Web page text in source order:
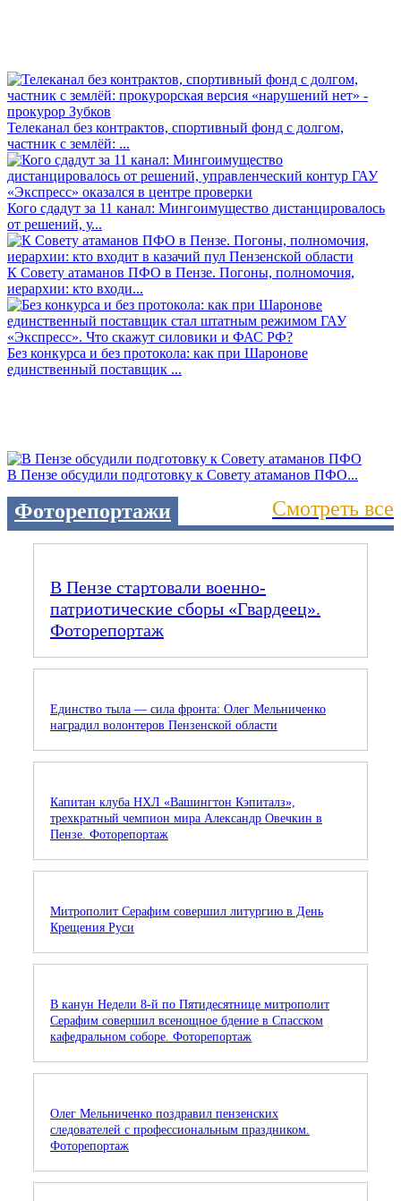
Телеканал без контрактов, спортивный фонд с долгом,
частник с землёй: ...
Кого сдадут за 11 канал: Мингоимущество дистанцировалось
от решений, у...
К Совету атаманов ПФО в Пензе. Погоны, полномочия,
иерархии: кто входи...
Без конкурса и без протокола: как при Шаронове
единственный поставщик ...
В Пензе обсудили подготовку к Совету атаманов ПФО...
Фоторепортажи Смотреть все
В Пензе стартовали военно-
патриотические сборы «Гвардеец».
Фоторепортаж
Единство тыла — сила фронта: Олег Мельниченко
наградил волонтеров Пензенской области
Капитан клуба НХЛ «Вашингтон Кэпиталз»,
трехкратный чемпион мира Александр Овечкин в
Пензе. Фоторепортаж
Митрополит Серафим совершил литургию в День
Крещения Руси
В канун Недели 8-й по Пятидесятнице митрополит
Серафим совершил всенощное бдение в Спасском
кафедральном соборе. Фоторепортаж
Олег Мельниченко поздравил пензенских
следователей с профессиональным праздником.
Фоторепортаж